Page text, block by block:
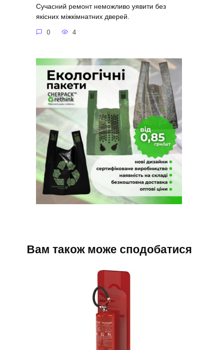
Сучасний ремонт неможливо уявити без
якісних міжкімнатних дверей.
0 4
Вам також може сподобатися